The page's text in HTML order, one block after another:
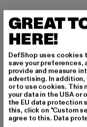
Hersteller: Helly
Balanstrasse 73 |
GRÖSSE &
PFLEGEHINWEISE
LIEFERUNG &
GREAT
HERE!
DefShop uses cookies
save your preferences,
provide and measure
advertising. In
or to use cookies. This
your data in the USA or
the EU data protection
this, click on "Custom
agree to this. Data